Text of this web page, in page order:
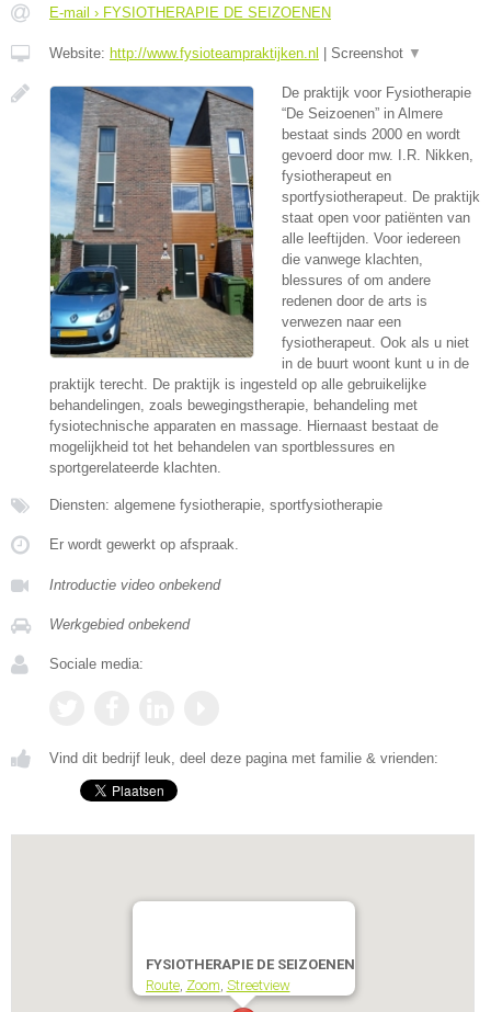
E-mail › FYSIOTHERAPIE DE SEIZOENEN
Website: http://www.fysioteampraktijken.nl Screenshot ▼
De praktijk voor Fysiotherapie
“De Seizoenen” in Almere
bestaat sinds 2000 en wordt
gevoerd door mw. I.R. Nikken,
fysiotherapeut en
sportfysiotherapeut. De praktijk
staat open voor patiënten van
alle leeftijden. Voor iedereen
die vanwege klachten,
blessures of om andere
redenen door de arts is
verwezen naar een
fysiotherapeut. Ook als u niet
in de buurt woont kunt u in de
praktijk terecht. De praktijk is ingesteld op alle gebruikelijke
behandelingen, zoals bewegingstherapie, behandeling met
fysiotechnische apparaten en massage. Hiernaast bestaat de
mogelijkheid tot het behandelen van sportblessures en
sportgerelateerde klachten.
Diensten: algemene fysiotherapie, sportfysiotherapie
Er wordt gewerkt op afspraak.
Introductie video onbekend
Werkgebied onbekend
Sociale media:
Vind dit bedrijf leuk, deel deze pagina met familie & vrienden:
FYSIOTHERAPIE DE SEIZOENEN
Route, Zoom, Streetview